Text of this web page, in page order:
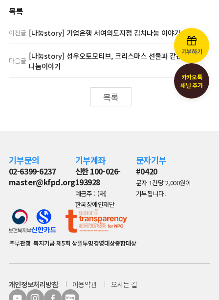
목록
이전글 [나눔story] 기업은행 서여의도지점 김치나눔 이야기
다음글 [나눔story] 성우오토모티브, 크리스마스 선물과 같은 따뜻한
나눔이야기
목록
기부하기
카카오톡
채널 추가
기부문의
02-6399-6237
master@kfpd.org
기부계좌
신한 100-026-
193928
예금주 : (재)
한국장애인재단
문자기부
#0420
문자 1건당 2,000원이
기부됩니다.
주무관청 복지기금제5회 삼일투명경영대상종합대상
개인정보처리방침 이용약관 오시는 길